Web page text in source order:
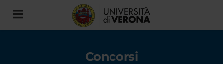
Toggle
navigation
Concorsi